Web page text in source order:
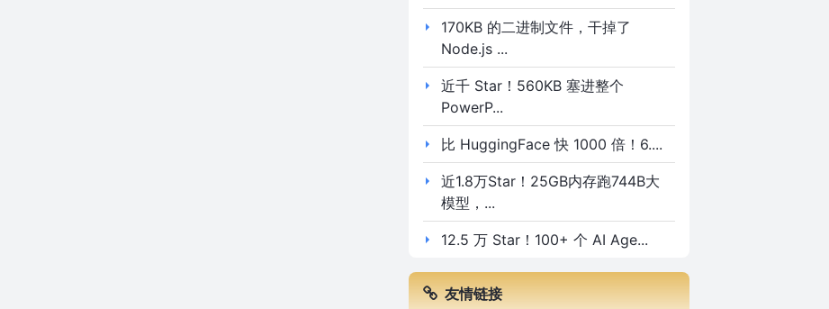
170KB 的二进制文件，干掉了
Node.js ...
近千 Star！560KB 塞进整个
PowerP...
比 HuggingFace 快 1000 倍！6....
近1.8万Star！25GB内存跑744B大
模型，...
12.5 万 Star！100+ 个 AI Age...
友情链接